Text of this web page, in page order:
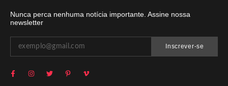
Nunca perca nenhuma notícia importante. Assine nossa
newsletter
Inscrever-se